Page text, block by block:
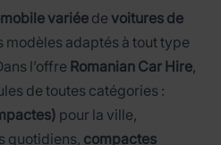
variée de voitures de
modèles adaptés à tout type
l’offre Romanian Car Hire,
de toutes catégories :
pour la ville,
quotidiens, compactes